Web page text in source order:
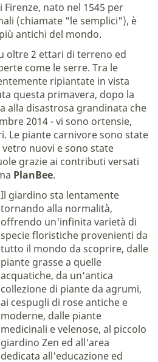
Firenze, nato nel 1545 per
(chiamate "le semplici"), è
antichi del mondo.
oltre 2 ettari di terreno ed
come le serre. Tra le
ripiantate in vista
questa primavera, dopo la
alla disastrosa grandinata che
2014 - vi sono ortensie,
Le piante carnivore sono state
nuovi e sono state
grazie ai contributi versati
PlanBee.
Il giardino sta lentamente
tornando alla normalità,
offrendo un'infinita varietà di
specie floristiche provenienti da
tutto il mondo da scoprire, dalle
piante grasse a quelle
acquatiche, da un'antica
collezione di piante da agrumi,
ai cespugli di rose antiche e
moderne, dalle piante
medicinali e velenose, al piccolo
giardino Zen ed all'area
dedicata all'educazione ed